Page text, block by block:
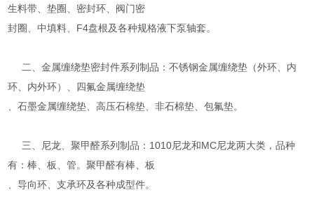
生料带、垫圈、密封环、阀门密
封圈、中填料、F4盘根及各种规格液下泵轴套。
二、金属缠绕垫密封件系列制品：不锈钢金属缠绕垫（外环、内
环、内外环）、四氟金属缠绕垫
、石墨金属缠绕垫、高压石棉垫、非石棉垫、包氟垫。
三、尼龙、聚甲醛系列制品：1010尼龙和MC尼龙两大类，品种
有：棒、板、管。聚甲醛有棒、板
、导向环、支承环及各种成型件。